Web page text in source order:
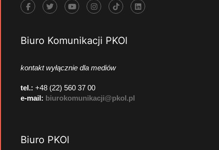
Biuro Komunikacji PKOl
kontakt wyłącznie dla mediów
tel.: +48 (22) 560 37 00
e-mail: biurokomunikacji@pkol.pl
Biuro PKOl